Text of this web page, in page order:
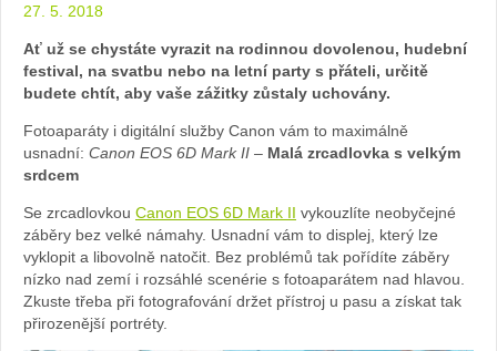
27. 5. 2018
Ať už se chystáte vyrazit na rodinnou dovolenou, hudební
festival, na svatbu nebo na letní party s přáteli, určitě
budete chtít, aby vaše zážitky zůstaly uchovány.
Fotoaparáty i digitální služby Canon vám to maximálně
usnadní: Canon EOS 6D Mark II – Malá zrcadlovka s velkým
srdcem
Se zrcadlovkou Canon EOS 6D Mark II vykouzlíte neobyčejné
záběry bez velké námahy. Usnadní vám to displej, který lze
vyklopit a libovolně natočit. Bez problémů tak pořídíte záběry
nízko nad zemí i rozsáhlé scenérie s fotoaparátem nad hlavou.
Zkuste třeba při fotografování držet přístroj u pasu a získat tak
přirozenější portréty.